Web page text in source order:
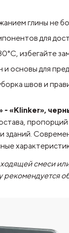
глины не
для
избегайте
и основы для
швов и
- «Klinker»,
зданий.
смеси
рекомендуется